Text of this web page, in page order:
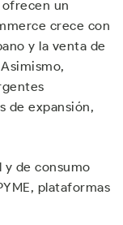
un
crece con
y la venta de
de expansión,
y de consumo
plataformas